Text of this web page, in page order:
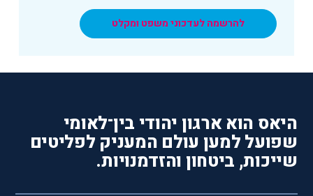
להרשמה לעדכוני משפט ומקלט
היאס הוא ארגון יהודי בין־לאומי
שפועל למען עולם המעניק לפליטים
שייכות, ביטחון והזדמנויות.